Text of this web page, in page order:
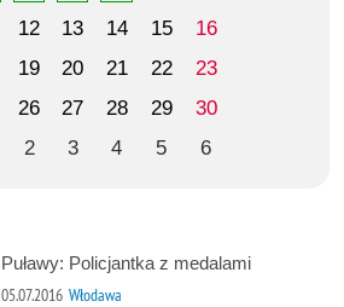
12 13 14 15
16
19 20 21 22
23
26 27 28 29
30
2 3 4 5 6
Puławy: Policjantka z medalami
05.07.2016 Włodawa